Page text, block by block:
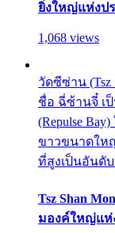
ยิ่งใหญ่แห่งป
1,068 views
วัดซีซ่าน (Tsz
ชื่อ ฉี่ซ้านจี๋ เ
(Repulse
ขาวขนาดให
ที่สูงเป็นอันดั
Tsz Shan
มองค์ใหญ่แห่